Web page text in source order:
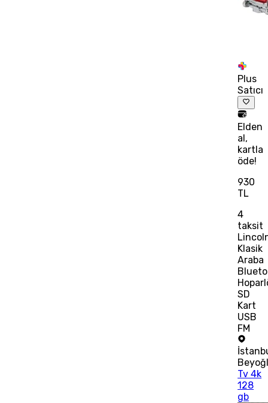
Plus
Satıcı
Elden
al,
kartla
öde!
930
TL
4
taksit
Klasik
Araba
SD
Kart
USB
FM
Tv 4k
128
gb